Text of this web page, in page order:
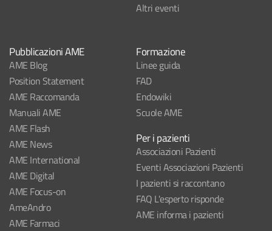
Altri eventi
Pubblicazioni AME
AME Blog
Position Statement
AME Raccomanda
Manuali AME
AME Flash
AME News
AME International
AME Digital
AME Focus-on
AmeAndro
AME Farmaci
Formazione
Linee guida
FAD
Endowiki
Scuole AME
Per i pazienti
Associazioni Pazienti
Eventi Associazioni Pazienti
I pazienti si raccontano
FAQ L'esperto risponde
AME informa i pazienti